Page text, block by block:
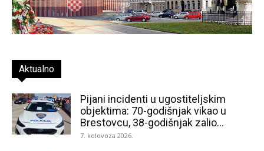
Aktualno
Pijani incidenti u ugostiteljskim
objektima: 70-godišnjak vikao u
Brestovcu, 38-godišnjak zalio...
7. kolovoza 2026.